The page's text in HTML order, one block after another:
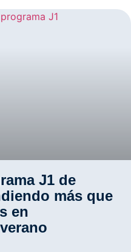
J1 de
más que
en